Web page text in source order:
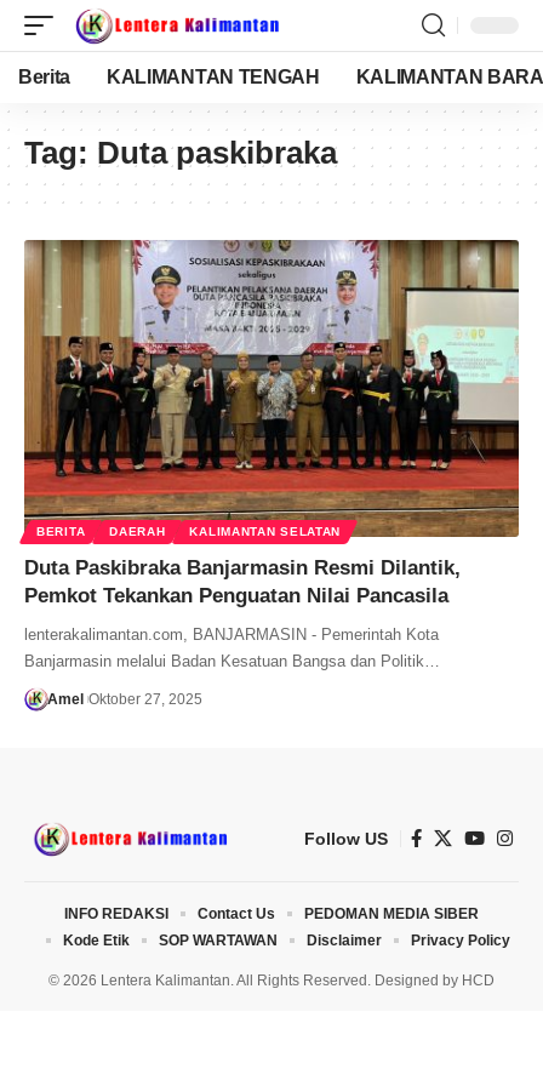
Berita KALIMANTAN TENGAH KALIMANTAN
Tag: Duta paskibraka
BERITA DAERAH KALIMANTAN SELATAN
Duta Paskibraka Banjarmasin Resmi Dilantik,
Pemkot Tekankan Penguatan Nilai Pancasila
lenterakalimantan.com, BANJARMASIN - Pemerintah Kota
Banjarmasin melalui Badan Kesatuan Bangsa dan Politik…
Amel Oktober 27, 2025
Follow US
© 2026 Lentera Kalimantan. All Rights Reserved. Designed by HCD
INFO REDAKSI Contact Us
PEDOMAN MEDIA SIBER
Kode Etik
SOP WARTAWAN Disclaimer Privacy Policy